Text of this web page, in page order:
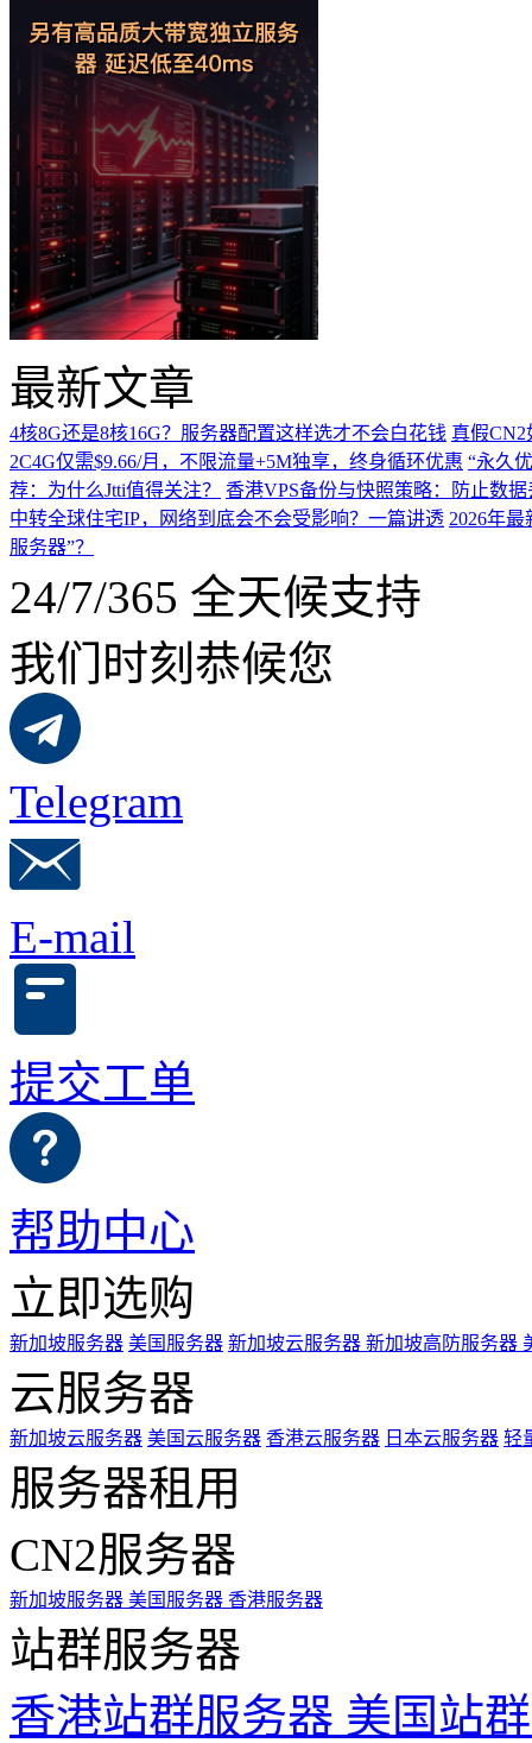
最新文章
4核8G还是8核16G？服务器配置这样选才不会白花钱 真假CN2
2C4G仅需$9.66/月，不限流量+5M独享，终身循环优惠 “永久
荐：为什么Jtti值得关注？
香港VPS备份与快照策略：防止数
中转全球住宅IP，网络到底会不会受影响？一篇讲透 2026年
服务器”？
24/7/365 全天候支持
我们时刻恭候您
Telegram
E-mail
提交工单
帮助中心
立即选购
新加坡服务器 美国服务器 新加坡云服务器 新加坡高防服务器
云服务器
新加坡云服务器 美国云服务器 香港云服务器 日本云服务器 轻
服务器租用
CN2服务器
新加坡服务器 美国服务器 香港服务器
站群服务器
香港站群服务器 美国站